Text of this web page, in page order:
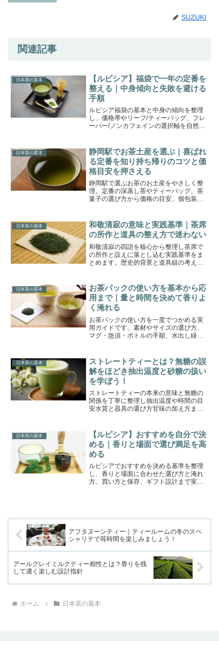
SUZUKI
関連記事
日本茶の基本
【ルピシア】福袋で一年の定番を
整える｜中身傾向と失敗を避ける
手順
ルピシア福袋の基本と中身の傾向を整理
し、価格帯やリーフ/ティーバッグ、フレ
ーバー/ノンカフェインの選択軸を自然文
日本茶の基本
静岡駅でお茶土産を選ぶ｜喜ばれ
る定番を知り持ち帰りのコツと価
格目安を押さえる
静岡駅で選ぶお茶のお土産をやさしく整
理。定番の深蒸し茶やティーバッグ、茶
菓子の選び方から価格の目安、個包装や
かります。
日本茶の基本
和敬清寂の意味と実践基準｜茶席
の所作と道具の整え方で迷わない
和敬清寂の四語を核心から整理し茶席で
の所作と設えに落とし込む実践基準をま
とめます。歴史的背景と道具組の考え方
日本茶の基本
お茶パックの使い方を基本から応
用まで｜量と時間を決めて香りよ
く淹れる
お茶パックの使い方を一度でつかめる実
用ガイドです。素材やサイズの選び方、
マグ・急須・ボトルの手順、水出し緑茶
た。
日本茶の基本
ストレートティーとは？無糖の誤
解をほどき抽出温度と砂糖の扱い
を学ぼう！
ストレートティーの本来の意味と無糖の
関係を丁寧に整理し抽出温度や時間の目
安水質と器具の選び方甘味の加え方まで
リンの相性や保存のコツまで網羅する総
合ガイド初めてでも安心。
日本茶の基本
【ルピシア】おすすめを自分で決
める｜香りと場面で選び満足を高
める
ルピシアでおすすめを決める基準を整理
し、香りと場面に合わせた選び方と淹れ
方、買い方と保存、ギフト設計まで実践
アフタヌーンティー｜ティールームの冬のスペ
シャリテで苺時間を楽しみましょう！
アールグレイミルクティー相性とは？香りを残
して濃く楽しむ設計指針
ホーム 日本茶の基本